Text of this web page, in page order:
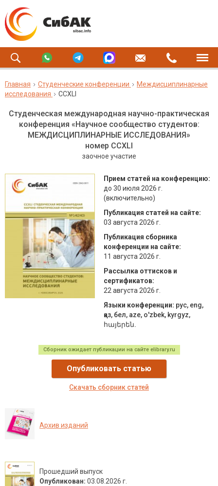
Главная Студенческие конференции
Междисциплинарные
исследования
CCXLI
Студенческая международная научно-практическая
конференция «Научное сообщество студентов:
МЕЖДИСЦИПЛИНАРНЫЕ ИССЛЕДОВАНИЯ»
номер CCXLI
заочное участие
Прием статей на конференцию:
до 30 июля 2026 г.
(включительно)
Публикация статей на сайте:
03 августа 2026 г.
Публикация сборника
конференции на сайте:
11 августа 2026 г.
Рассылка оттисков и
сертификатов:
22 августа 2026 г.
Языки конференции: рус, eng,
қаз, бел, aze, о'zbek, kyrgyz,
հայերեն.
Сборник ожидает публикации на сайте elibrary.ru
Опубликовать статью
Скачать сборник статей
Архив изданий
Прошедший выпуск
Опубликован: 03.08.2026 г.